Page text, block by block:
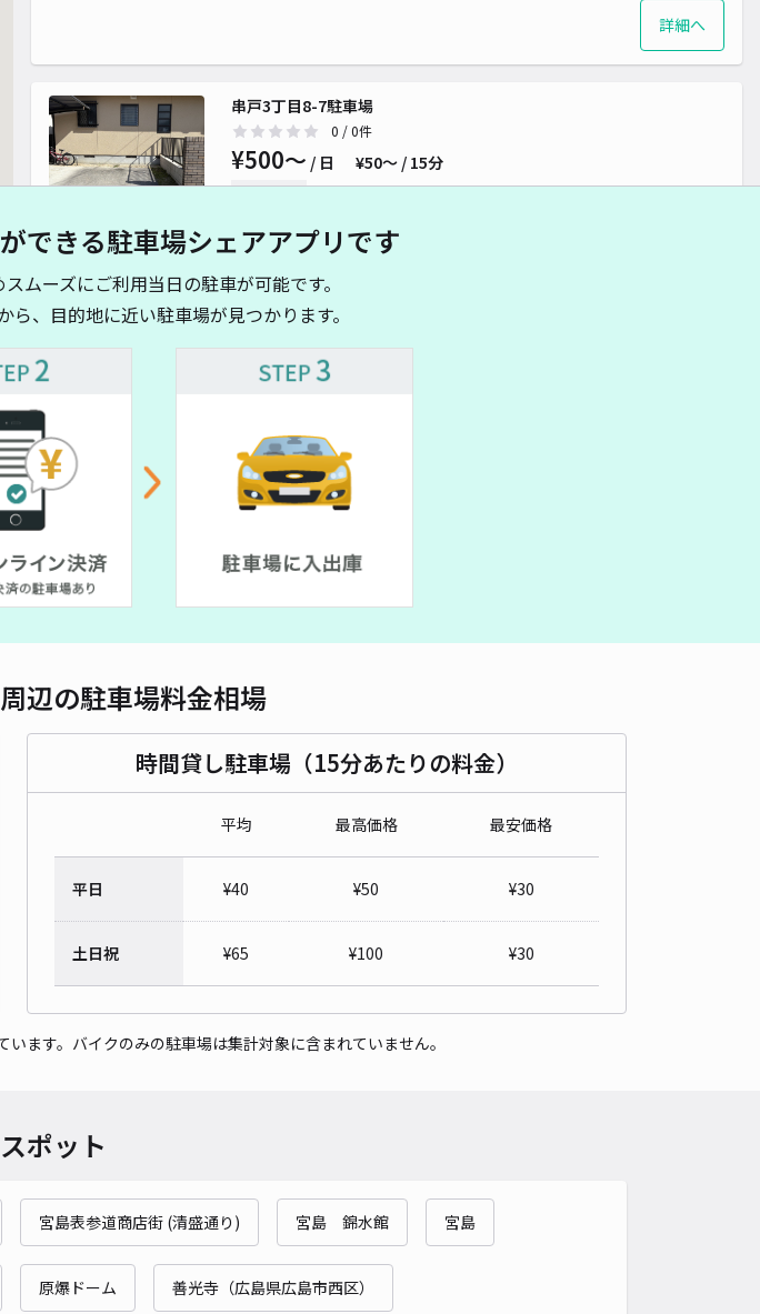
詳細へ
串戸3丁目8-7駐車場
0 / 0件
¥500〜 / 日 ¥50〜 / 15分
貸出時間 01:00 〜23:59
長さ 500cm 以下
レオパレスルミエラ駐車場【26838】
0/ 0件
対応車種
できる駐車場シェアアプリです
ムーズにご利用当日の駐車が可能です。
、目的地に近い駐車場が見つかります。
辺の駐車場料金相場
時間貸し駐車場（15分あたりの料金）
平均 最高価格 最安価格
平日 ¥40 ¥50 ¥30
土日祝 ¥65 ¥100 ¥30
ます。バイクのみの駐車場は集計対象に含まれていません。
ポット
宮島表参道商店街 (清盛通り) 宮島 錦水館 宮島
原爆ドーム 善光寺（広島県広島市西区）